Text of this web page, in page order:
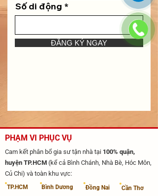
Số di động
ĐĂNG KÝ NGAY
PHẠM VI PHỤC VỤ
Cam kết phân bổ gia sư tận nhà tại 100% quận,
huyện TP.HCM (kể cả Bình Chánh, Nhà Bè, Hóc Môn,
Củ Chi) và toàn khu vực:
​TP.HCM ​Bình Dương Đồng Nai Cần Thơ